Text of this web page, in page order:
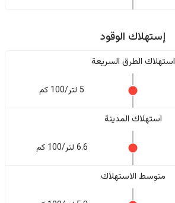
إستهلاك الوقود
استهلاك الطرق السريعة
5 لتر/100 كم
استهلاك المدينة
6.6 لتر/100 كم
متوسط الاستهلاك